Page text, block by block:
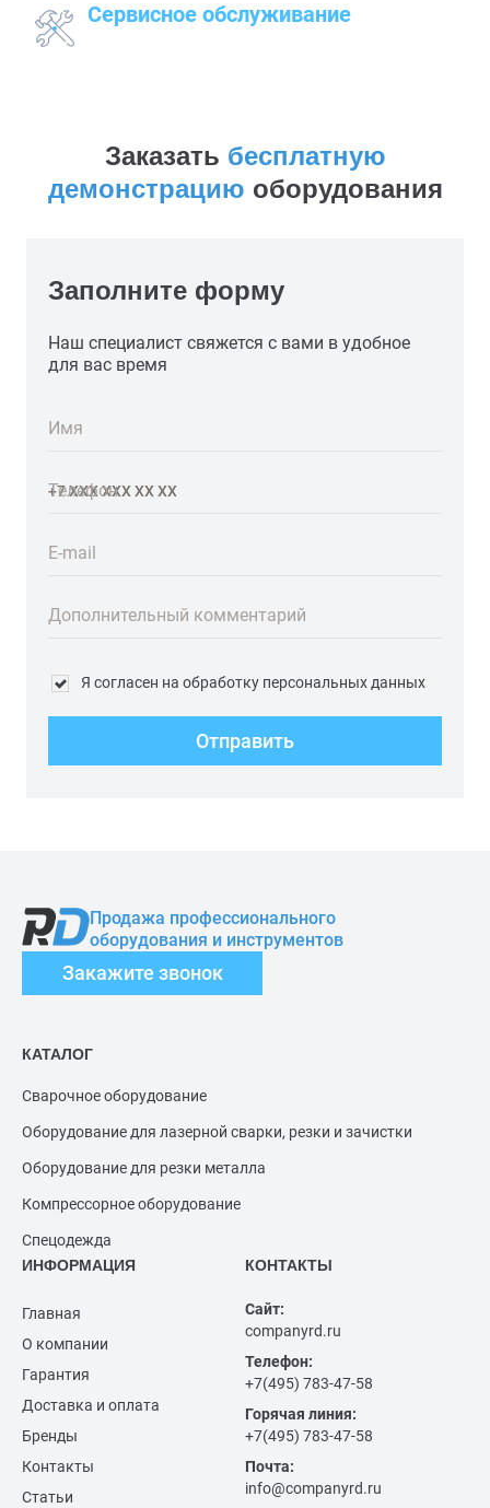
Сервисное обслуживание
Заказать бесплатную
демонстрацию оборудования
Заполните форму
Наш специалист свяжется с вами в удобное
для вас время
Имя
Телефон
E-mail
Дополнительный комментарий
Я согласен на обработку персональных данных
Отправить
Продажа профессионального
оборудования и инструментов
Закажите звонок
КАТАЛОГ
Сварочное оборудование
Оборудование для лазерной сварки, резки и зачистки
Оборудование для резки металла
Компрессорное оборудование
Спецодежда
ИНФОРМАЦИЯ
Главная
О компании
Гарантия
Доставка и оплата
Бренды
Контакты
Статьи
КОНТАКТЫ
Сайт:
companyrd.ru
Телефон:
+7(495) 783-47-58
Горячая линия:
+7(495) 783-47-58
Почта:
info@companyrd.ru